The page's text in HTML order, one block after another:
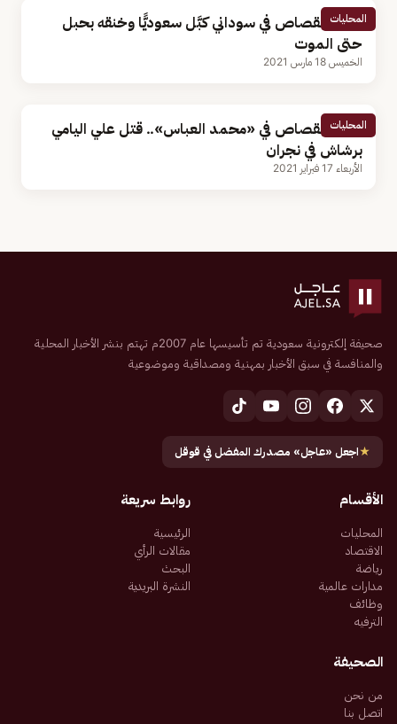
المحليات
تنفيذ القصاص في سوداني كبَّل سعوديًّا وخنقه بحبل
حتى الموت
الخميس 18 مارس 2021
المحليات
تنفيذ القصاص في «محمد العباس».. قتل علي اليامي
برشاش في نجران
الأربعاء 17 فبراير 2021
صحيفة إلكترونية سعودية تم تأسيسها عام 2007م تهتم بنشر الأخبار المحلية
والمنافسة في سبق الأخبار بمهنية ومصداقية وموضوعية
★اجعل «عاجل» مصدرك المفضل في قوقل
الأقسام
المحليات
الاقتصاد
رياضة
مدارات عالمية
وظائف
الترفيه
روابط سريعة
الرئيسية
مقالات الرأي
البحث
النشرة البريدية
الصحيفة
من نحن
اتصل بنا